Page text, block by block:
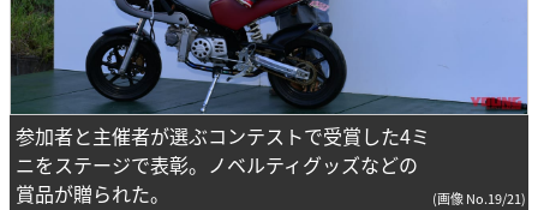
参加者と主催者が選ぶコンテストで受賞した4ミ
ニをステージで表彰。ノベルティグッズなどの
賞品が贈られた。
(画像 No.19/21)